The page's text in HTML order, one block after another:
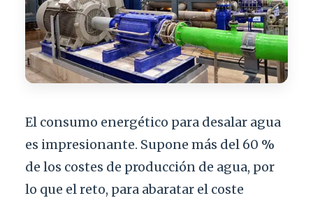
El consumo energético para desalar agua
es impresionante. Supone más del 60 %
de los costes de producción de agua, por
lo que el reto, para abaratar el coste